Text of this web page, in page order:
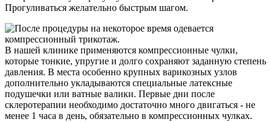
Прогуливаться желательно быстрым шагом.
В нашей клинике применяются компрессионные чулки,
которые тонкие, упругие и долго сохраняют заданную степень
давления. В места особенно крупных варикозных узлов
дополнительно укладываются специальные латексные
подушечки или ватные валики. Первые дни после
склеротерапии необходимо достаточно много двигаться - не
менее 1 часа в день, обязательно в компрессионных чулках.